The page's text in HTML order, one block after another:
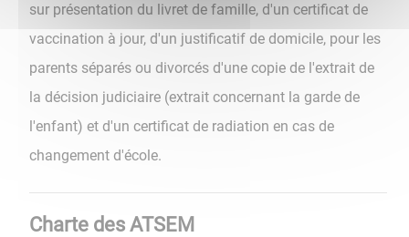
sur présentation du livret de famille, d'un certificat de
vaccination à jour, d'un justificatif de domicile, pour les
parents séparés ou divorcés d'une copie de l'extrait de
la décision judiciaire (extrait concernant la garde de
l'enfant) et d'un certificat de radiation en cas de
changement d'école.
Charte des ATSEM